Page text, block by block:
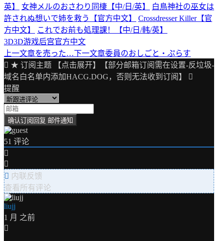
英】
女神メルのおさわり同棲【中/日/英】
白鳥神社の巫女は
許されぬ想いで姉を救う【官方中文】
Crossdresser Killer【官
方中文】
これでお前も処理課！【中/日/韩/英】
3D3D游戏后宫官方中文
文
章
导
航
上一文章を売った…下一文章委員のおしごと・ぷらす
★ 订阅主题 【点击展开】【部分邮箱订阅需在设置-反垃圾-
域名白名单内添加HACG.DOG，否则无法收到订阅】
提醒
51 评论
内联反馈
查看所有评论
liujj
1 月 之前